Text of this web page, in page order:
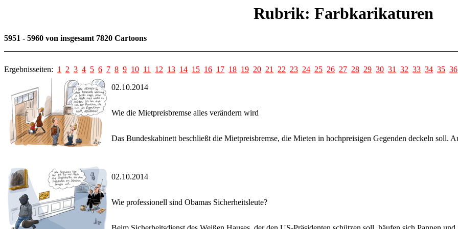
Rubrik: Farbkarikaturen
5951 - 5960 von insgesamt 7820 Cartoons
Ergebnisseiten: 1 2 3 4 5 6 7 8 9 10 11 12 13 14 15 16 17 18 19 20 21 22 23 24 25 26 27 28 29 30 31 32 33 34 35 36
02.10.2014
Wie die Mietpreisbremse alles verändern wird
Das Bundeskabinett beschließt die Mietpreisbremse, die Mieten in hochpreisigen Gegenden deckeln soll.
02.10.2014
Wie professionell sind Obamas Sicherheitsleute?